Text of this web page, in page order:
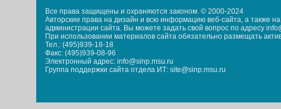
Все права защищены и охраняются законом. © 2000-2024
Авторские права на дизайн и всю информацию веб-сайта, а также
администрации сайта. Вы можете задать свой вопрос по адресу
При использовании материалов сайта обязательно размещать
Тел.: (495)939-18-18
Факс: (495)939-08-96
Электронный адрес: info@sinp.msu.ru
Группа поддержки сайта отдела ИТ: site@sinp.msu.ru